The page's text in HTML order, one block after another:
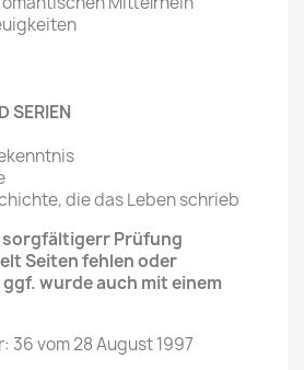
SERIEN
die das Leben schrieb
sorgfältigerr Prüfung
Seiten fehlen oder
wurde auch mit einem
36 vom 28 August 1997